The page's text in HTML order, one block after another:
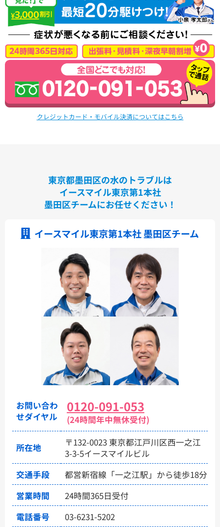
クレジットカード・モバイル決済についてはこちら
東京都墨田区の水のトラブルは
イースマイル東京第1本社
墨田区チームにお任せください！
イースマイル東京第1本社 墨田区チーム
お問い合わ
せダイヤル
0120-091-053
(24時間年中無休受付)
所在地
〒132-0023 東京都江戸川区西一之江
3-3-5イースマイルビル
交通手段
都営新宿線「一之江駅」から徒歩18分
営業時間
24時間365日受付
電話番号
03-6231-5202